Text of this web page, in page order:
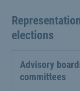
elections
Advisory
committees